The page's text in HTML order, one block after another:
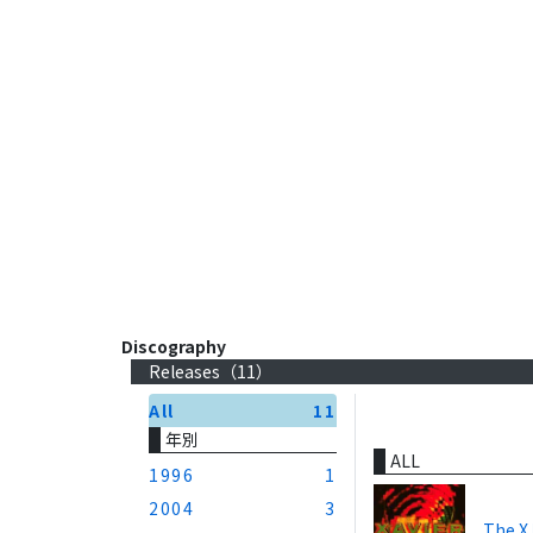
Discography
Releases（11）
All
11
年別
1996
1
2004
3
ALL